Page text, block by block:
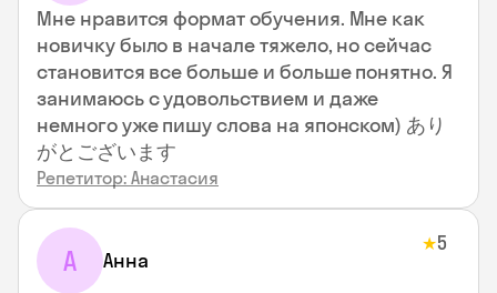
Мне нравится формат обучения. Мне как
новичку было в начале тяжело, но сейчас
становится все больше и больше понятно. Я
занимаюсь с удовольствием и даже
немного уже пишу слова на японском) あり
がとございます
Репетитор: Анастасия
А Анна
★5